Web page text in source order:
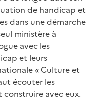
de handicap et
dans une démarche
ministère à
avec les
et leurs
« Culture et
écouter les
construire avec eux.